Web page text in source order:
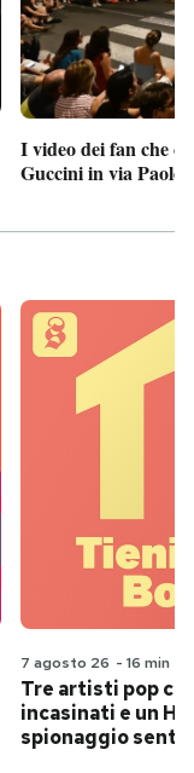
I video dei fan che
Guccini in via Paolo
7 agosto 26 - 16 min
Tre artisti pop
incasinati e un
spionaggio